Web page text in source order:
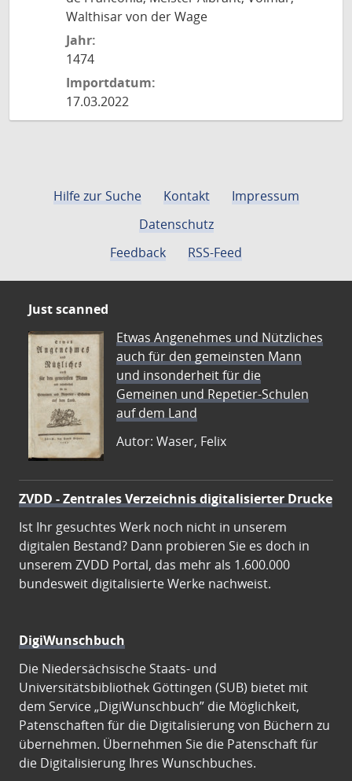
Walthisar von der Wage
Jahr:
1474
Importdatum:
17.03.2022
Hilfe zur Suche Kontakt
Impressum
Datenschutz
Feedback
RSS-Feed
Just scanned
Etwas Angenehmes und Nützliches
auch für den gemeinsten Mann
und insonderheit für die
Gemeinen und Repetier-Schulen
auf dem Land
Autor: Waser, Felix
ZVDD - Zentrales Verzeichnis digitalisierter Drucke
Ist Ihr gesuchtes Werk noch nicht in unserem
digitalen Bestand? Dann probieren Sie es doch in
unserem ZVDD Portal, das mehr als 1.600.000
bundesweit digitalisierte Werke nachweist.
DigiWunschbuch
Die Niedersächsische Staats- und
Universitätsbibliothek Göttingen (SUB) bietet mit
dem Service „DigiWunschbuch” die Möglichkeit,
Patenschaften für die Digitalisierung von Büchern zu
übernehmen. Übernehmen Sie die Patenschaft für
die Digitalisierung Ihres Wunschbuches.